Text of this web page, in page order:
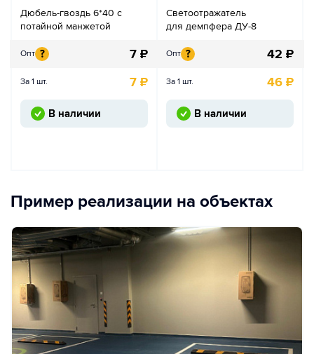
Дюбель-гвоздь 6*40 с
потайной манжетой
Опт ? 7 ₽
За 1 шт. 7 ₽
В наличии
Светоотражатель
для демпфера ДУ-8
Опт ? 42 ₽
За 1 шт. 46 ₽
В наличии
Пример реализации на объектах